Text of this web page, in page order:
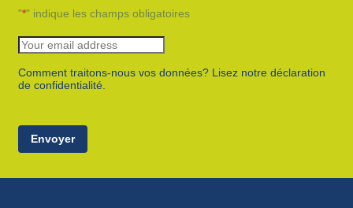
"*" indique les champs obligatoires
Comment traitons-nous vos données? Lisez notre déclaration
de confidentialité.
Envoyer